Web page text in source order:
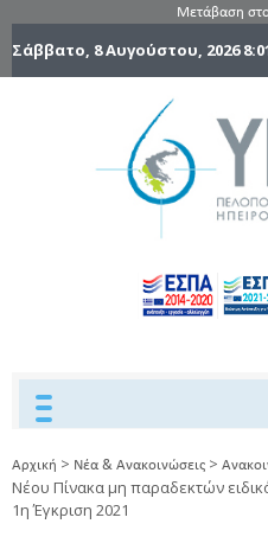
Μετάβαση
Σάββατο, 8 Αυγούστου, 2026
Αρχική > Νέα & Ανακοινώσεις >
Νέου Πίνακα μη παραδεκτών
1η Έγκριση 2021